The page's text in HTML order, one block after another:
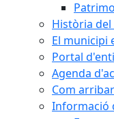
Història
El municipi
Portal
Agenda
Com
Informació